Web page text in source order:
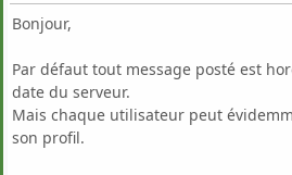
Bonjour,
Par défaut tout message posté est
date du serveur.
Mais chaque utilisateur peut
son profil.